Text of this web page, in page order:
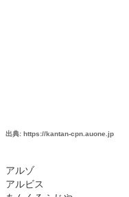
出典: https://kantan-cpn.auone.jp
アルゾ
アルビス